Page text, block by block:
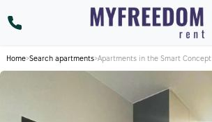
Home>Search apartments>Apartments in the Smart Concept